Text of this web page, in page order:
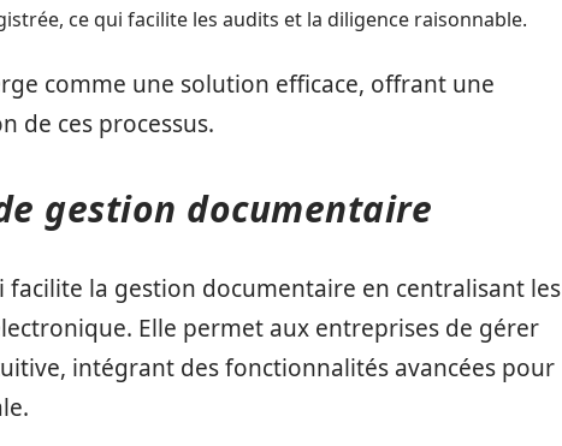
ce qui facilite les audits et la diligence raisonnable.
comme une solution efficace, offrant une
de ces processus.
gestion documentaire
la gestion documentaire en centralisant les
Elle permet aux entreprises de gérer
intégrant des fonctionnalités avancées pour